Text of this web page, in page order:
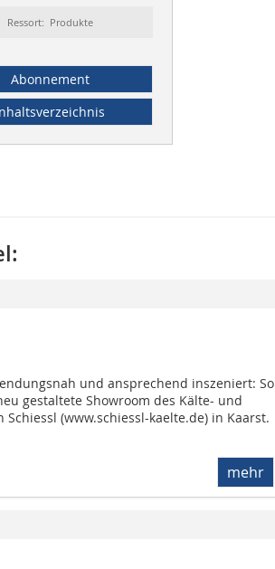
Ressort: Produkte
Abonnement
und ansprechend inszeniert: So
gestaltete Showroom des Kälte- und
(www.schiessl-kaelte.de) in Kaarst.
mehr